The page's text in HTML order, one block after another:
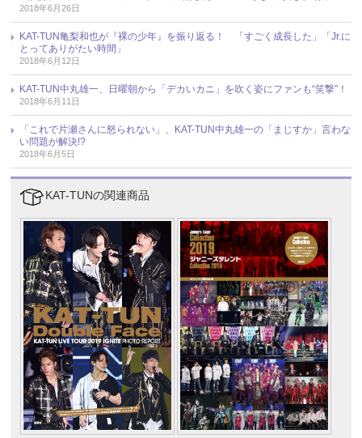
2018年6月26日
KAT-TUN亀梨和也が『裸の少年』を振り返る！ 「すごく成長した」「Jr.に
とってありがたい時間」
2018年6月12日
KAT-TUN中丸雄一、日曜朝から「デカいカニ」を吹く姿にファンも“笑撃”！
2018年6月11日
「これで片瀬さんに怒られない」、KAT-TUN中丸雄一の「まじすか」言わな
い問題が解決!?
2018年6月5日
KAT-TUNの関連商品